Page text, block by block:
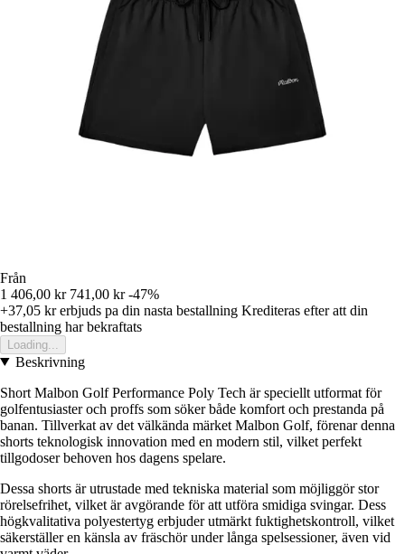
Från
1 406,00 kr 741,00 kr -47%
+37,05 krerbjuds pa din nasta bestallning Krediteras efter att din
bestallning har bekraftats
Loading...
Beskrivning
Short Malbon Golf Performance Poly Tech är speciellt utformat för
golfentusiaster och proffs som söker både komfort och prestanda på
banan. Tillverkat av det välkända märket Malbon Golf, förenar denna
shorts teknologisk innovation med en modern stil, vilket perfekt
tillgodoser behoven hos dagens spelare.
Dessa shorts är utrustade med tekniska material som möjliggör stor
rörelsefrihet, vilket är avgörande för att utföra smidiga svingar. Dess
högkvalitativa polyestertyg erbjuder utmärkt fuktighetskontroll, vilket
säkerställer en känsla av fräschör under långa spelsessioner, även vid